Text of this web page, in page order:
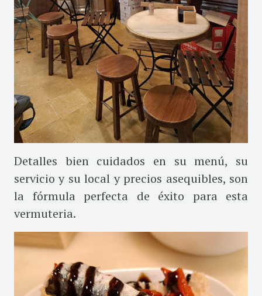
Detalles bien cuidados en su menú, su
servicio y su local y precios asequibles, son
la fórmula perfecta de éxito para esta
vermuteria.